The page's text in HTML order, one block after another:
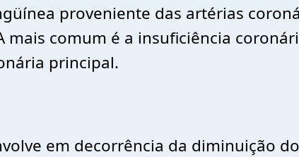
proveniente das artérias
comum é a insuficiência
principal.
em decorrência da diminuição